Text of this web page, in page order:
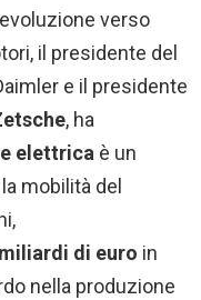
verso
il presidente del
e il presidente
, ha
elettrica è un
mobilità del
di euro in
nella produzione